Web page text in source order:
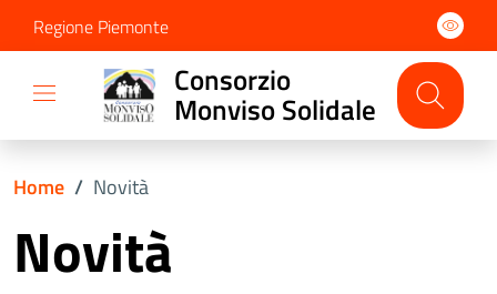
Regione Piemonte
Consorzio
Monviso Solidale
Home / Novità
Novità